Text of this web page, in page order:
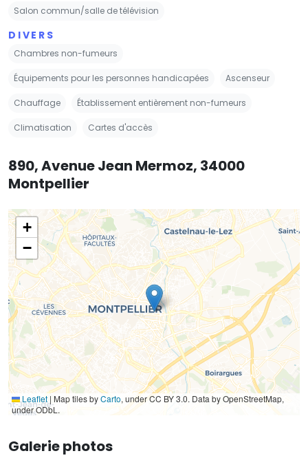
Salon commun/salle de télévision
DIVERS
Chambres non-fumeurs
Équipements pour les personnes handicapées Ascenseur
Chauffage Établissement entièrement non-fumeurs
Climatisation Cartes d'accès
890, Avenue Jean Mermoz, 34000
Montpellier
+
−
Leaflet | Map tiles byCarto, under CC BY 3.0. Data by OpenStreetMap,
under ODbL.
Galerie photos